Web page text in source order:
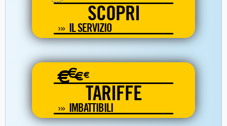
SCOPRI
IL SERVIZIO
€€€€
TARIFFE
IMBATTIBILI